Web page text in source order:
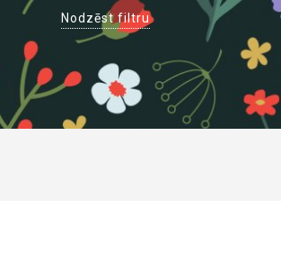
Nodzēst filtru